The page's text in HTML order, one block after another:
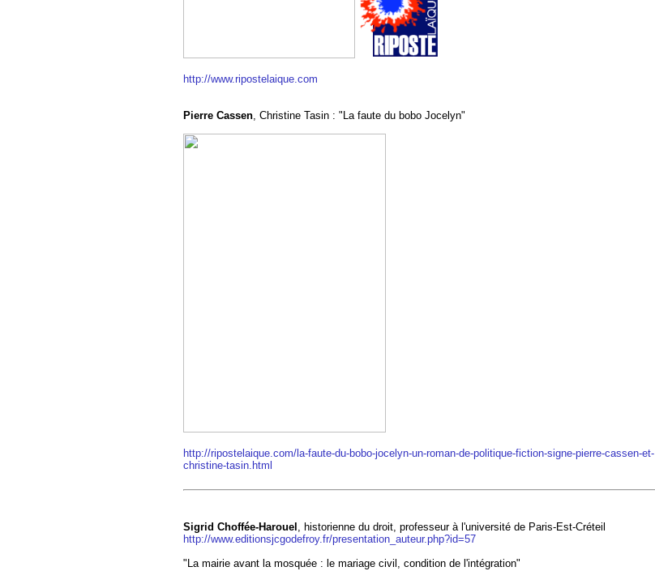
http://www.ripostelaique.com
Pierre Cassen, Christine Tasin : "La faute du bobo Jocelyn"
http://ripostelaique.com/la-faute-du-bobo-jocelyn-un-roman-de-politique-fiction-signe-pierre-cassen-et-
christine-tasin.html
Sigrid Choffée-Harouel , historienne du droit, professeur à l'université de Paris-Est-Créteil
http://www.editionsjcgodefroy.fr/presentation_auteur.php?id=57
"La mairie avant la mosquée : le mariage civil, condition de l'intégration"